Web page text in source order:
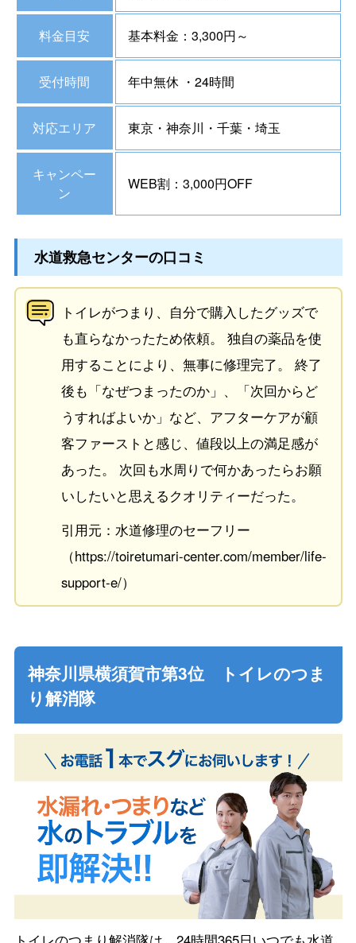
料金目安 基本料金：3,300円～
受付時間 年中無休 ・24時間
対応エリア 東京・神奈川・千葉・埼玉
キャンペー
ン
WEB割：3,000円OFF
水道救急センターの口コミ
トイレがつまり、自分で購入したグッズで
も直らなかったため依頼。 独自の薬品を使
用することにより、無事に修理完了。 終了
後も「なぜつまったのか」、「次回からど
うすればよいか」など、アフターケアが顧
客ファーストと感じ、値段以上の満足感が
あった。 次回も水周りで何かあったらお願
いしたいと思えるクオリティーだった。
引用元：水道修理のセーフリー
（https://toiretumari-center.com/member/life-
support-e/）
神奈川県横須賀市第3位 トイレのつま
り解消隊